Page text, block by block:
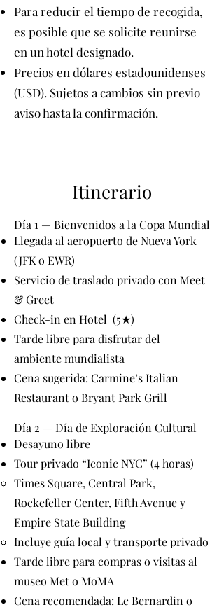
Para reducir el tiempo de recogida,
es posible que se solicite reunirse
en un hotel designado.
Precios en dólares estadounidenses
(USD). Sujetos a cambios sin previo
aviso hasta la confirmación.
Itinerario
Día 1 — Bienvenidos a la Copa Mundial
Llegada al aeropuerto de Nueva York
(JFK o EWR)
Servicio de traslado privado con Meet
& Greet
Check-in en Hotel (5★)
Tarde libre para disfrutar del
ambiente mundialista
Cena sugerida: Carmine’s Italian
Restaurant o Bryant Park Grill
Día 2 — Día de Exploración Cultural
Desayuno libre
Tour privado “Iconic NYC” (4 horas)
Times Square, Central Park,
Rockefeller Center, Fifth Avenue y
Empire State Building
Incluye guía local y transporte privado
Tarde libre para compras o visitas al
museo Met o MoMA
Cena recomendada: Le Bernardin o